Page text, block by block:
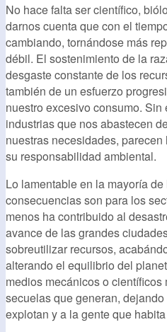
No hace falta ser científico,
darnos cuenta que con el
cambiando, tornándose más
débil. El sostenimiento de la
desgaste constante de los
también de un esfuerzo
nuestro excesivo consumo.
industrias que nos abastecen
nuestras necesidades,
su responsabilidad ambiental.
Lo lamentable en la mayoría
consecuencias son para los
menos ha contribuido al
avance de las grandes
sobreutilizar recursos,
alterando el equilibrio del
medios mecánicos o
secuelas que generan,
explotan y a la gente que